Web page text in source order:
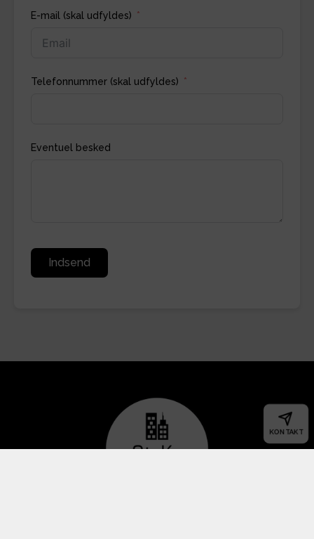
KONTAKT
E-mail (skal udfyldes)
Telefonnummer (skal udfyldes)
Eventuel besked
Indsend